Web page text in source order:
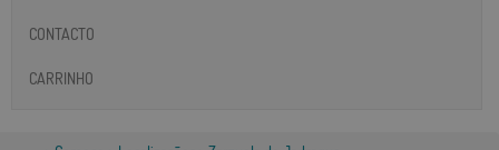
CONTACTO
CARRINHO